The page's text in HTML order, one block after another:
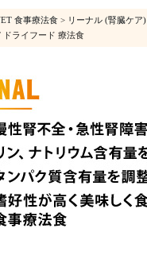
食事療法食 > リーナル (腎臓ケア)
ドライフード 療法食